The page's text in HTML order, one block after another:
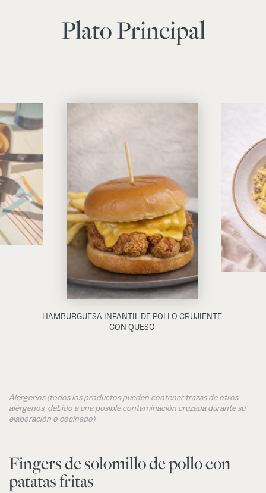
Plato Principal
HAMBURGUESA INFANTIL DE POLLO CRUJIENTE
CON QUESO
Alérgenos (todos los productos pueden contener trazas de otros
alérgenos, debido a una posible contaminación cruzada durante su
elaboración o cocinado)
Fingers de solomillo de pollo con
patatas fritas